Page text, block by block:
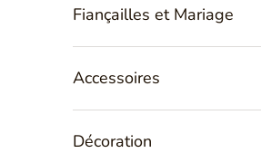
Fiançailles et Mariage
Accessoires
Décoration